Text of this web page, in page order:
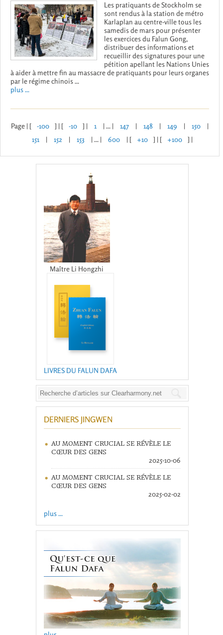
Les pratiquants de Stockholm se
sont rendus à la station de métro
Karlaplan au centre-ville tous les
samedis de mars pour présenter
les exercices du Falun Gong,
distribuer des informations et
recueillir des signatures pour une
pétition apellant les Nations Unies
à aider à mettre fin au massacre de pratiquants pour leurs organes
par le régime chinois ...
plus ...
Page | [ -100 ] | [ -10 ] | 1 | ... | 147 | 148 | 149 | 150
|
151
| 152 | 153 | ... | 600 | [ +10 ] | [ +100 ] |
Maître Li Hongzhi
LIVRES DU FALUN DAFA
DERNIERS JINGWEN
AU MOMENT CRUCIAL SE RÉVÈLE LE
CŒUR DES GENS
2025-10-06
AU MOMENT CRUCIAL SE RÉVÈLE LE
CŒUR DES GENS
2025-02-02
plus ...